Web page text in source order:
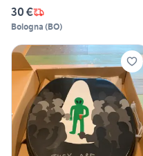
30 €
Bologna (BO)